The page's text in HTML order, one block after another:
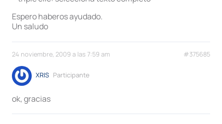
Espero haberos ayudado.
Un saludo
24 noviembre, 2009 a las 7:59 am #375685
XRIS Participante
ok, gracias